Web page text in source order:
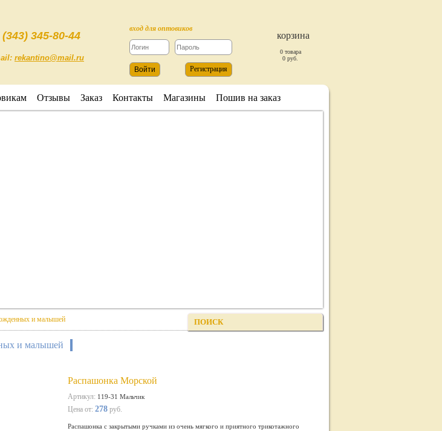
(343) 345-80-44
rekantino@mail.ru
вход для оптовиков
Регистрация
корзина
0 товара
0 руб.
Отзывы Заказ Контакты Магазины Пошив на заказ
ПОИСК
и малышей
и малышей
Распашонка Морской
Артикул: 119-31 Мальчик
Цена от: 278 руб.
Распашонка с закрытыми ручками из очень мягкого и приятного трикотажного